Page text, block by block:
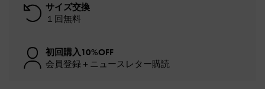
サイズ交換
１回無料
初回購入10%OFF
会員登録＋ニュースレター購読